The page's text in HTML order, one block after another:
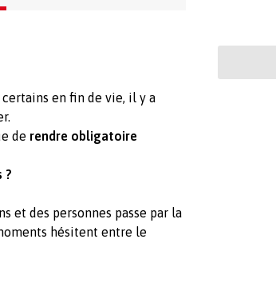
en fin de vie, il y a
de rendre obligatoire
?
et des personnes passe par la
hésitent entre le